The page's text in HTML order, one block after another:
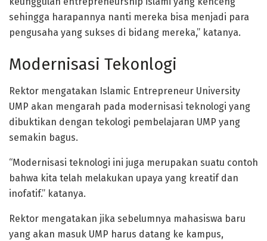
sehingga harapannya nanti mereka bisa menjadi para
pengusaha yang sukses di bidang mereka,” katanya.
Modernisasi Tekonlogi
Rektor mengatakan Islamic Entrepreneur University
UMP akan mengarah pada modernisasi teknologi yang
dibuktikan dengan tekologi pembelajaran UMP yang
semakin bagus.
“Modernisasi teknologi ini juga merupakan suatu contoh
bahwa kita telah melakukan upaya yang kreatif dan
inofatif.” katanya.
Rektor mengatakan jika sebelumnya mahasiswa baru
yang akan masuk UMP harus datang ke kampus,